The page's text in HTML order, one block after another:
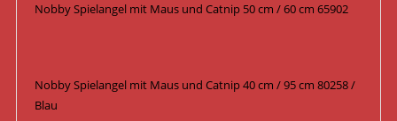
Nobby Spielangel mit Maus und Catnip 50 cm / 60 cm 65902
Nobby Spielangel mit Maus und Catnip 40 cm / 95 cm 80258 /
Blau